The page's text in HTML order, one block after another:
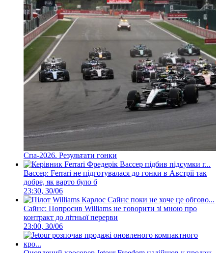
Спа-2026. Результати гонки
Вассер: Ferrari не підготувалася до гонки в Австрії так
добре, як варто було б
23:30, 30/06
Сайнс: Попросив Williams не говорити зі мною про
контракт до літньої перерви
23:00, 30/06